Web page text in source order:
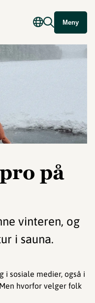
Meny
på
vinteren, og
i sauna.
i sosiale medier, også i
hvorfor velger folk